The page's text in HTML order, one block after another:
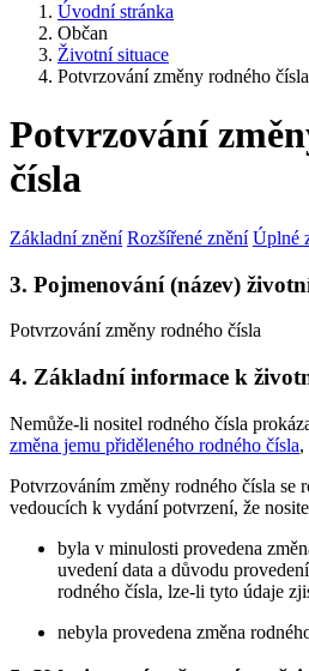
Úvodní stránka
Občan
Životní situace
Potvrzování změny rodného čísla
Potvrzování
čísla
Základní znění Rozšířené znění Úplné
3. Pojmenování (název)
Potvrzování změny rodného čísla
4. Základní informace k
Nemůže-li nositel rodného čísla
změna jemu přiděleného rodného čísla,
Potvrzováním změny rodného čísla se
vedoucích k vydání potvrzení, že
byla v minulosti provedena
uvedení data a důvodu
rodného čísla, lze-li tyto údaje
nebyla provedena změna